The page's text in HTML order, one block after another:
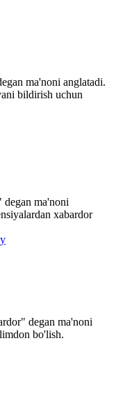
ma'noni anglatadi.
bildirish uchun
ma'noni
xabardor
degan ma'noni
bo'lish.